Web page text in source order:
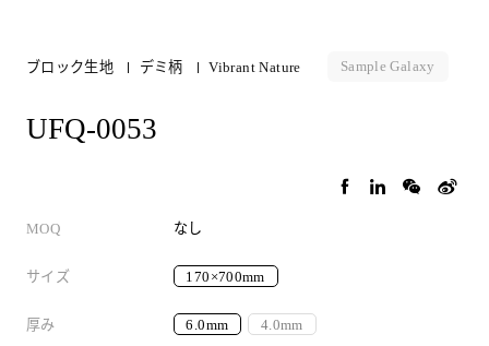
ブロック生地 デミ柄 Vibrant Nature Sample Galaxy
UFQ-0053
MOQ なし
サイズ 170×700mm
厚み 6.0mm 4.0mm